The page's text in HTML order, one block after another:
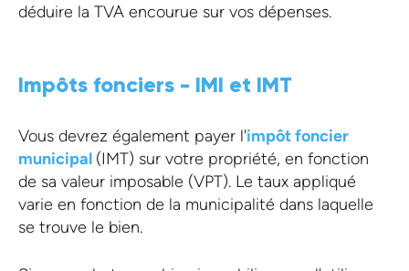
déduire la TVA encourue sur vos dépenses.
Impôts fonciers - IMI et IMT
Vous devrez également payer l'impôt foncier
municipal (IMT) sur votre propriété, en fonction
de sa valeur imposable (VPT). Le taux appliqué
varie en fonction de la municipalité dans laquelle
se trouve le bien.